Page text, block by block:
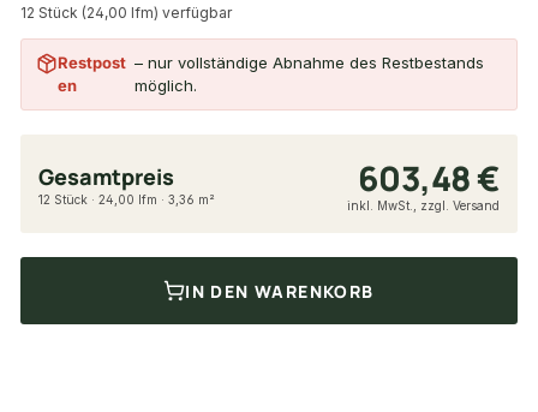
12 Stück (24,00 lfm) verfügbar
Restpost
en
– nur vollständige Abnahme des Restbestands
möglich.
Gesamtpreis 603,48 €
12 Stück · 24,00 lfm · 3,36 m² inkl. MwSt., zzgl. Versand
IN DEN WARENKORB